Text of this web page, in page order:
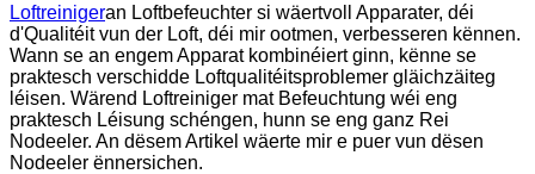
Loftreinigeran Loftbefeuchter si wäertvoll Apparater, déi
d'Qualitéit vun der Loft, déi mir ootmen, verbesseren kënnen.
Wann se an engem Apparat kombinéiert ginn, kënne se
praktesch verschidde Loftqualitéitsproblemer gläichzäiteg
léisen. Wärend Loftreiniger mat Befeuchtung wéi eng
praktesch Léisung schéngen, hunn se eng ganz Rei
Nodeeler. An dësem Artikel wäerte mir e puer vun dësen
Nodeeler ënnersichen.